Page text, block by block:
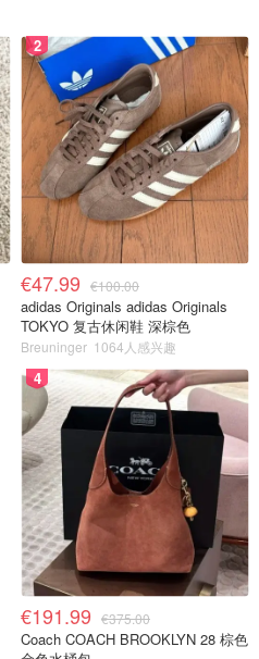
2
€47.99 €100.00
adidas Originals adidas Originals
TOKYO 复古休闲鞋 深棕色
Breuninger 1064人感兴趣
4
€191.99 €375.00
Coach COACH BROOKLYN 28 棕色